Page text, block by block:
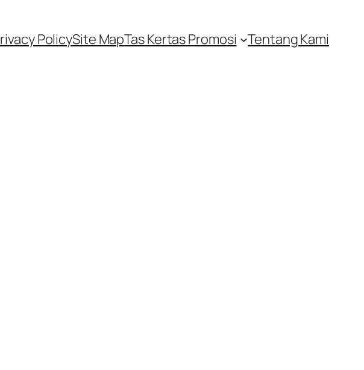
PolicySite MapTas Kertas Promosi Tentang Kami